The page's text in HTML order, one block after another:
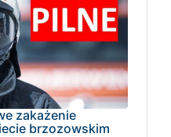
zakażenie
brzozowskim